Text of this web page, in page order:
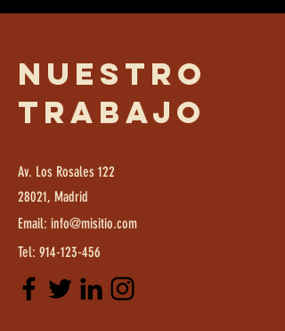
Nuestro
trabajo
Av. Los Rosales 122
28021, Madrid
Email: info@misitio.com
Tel: 914-123-456